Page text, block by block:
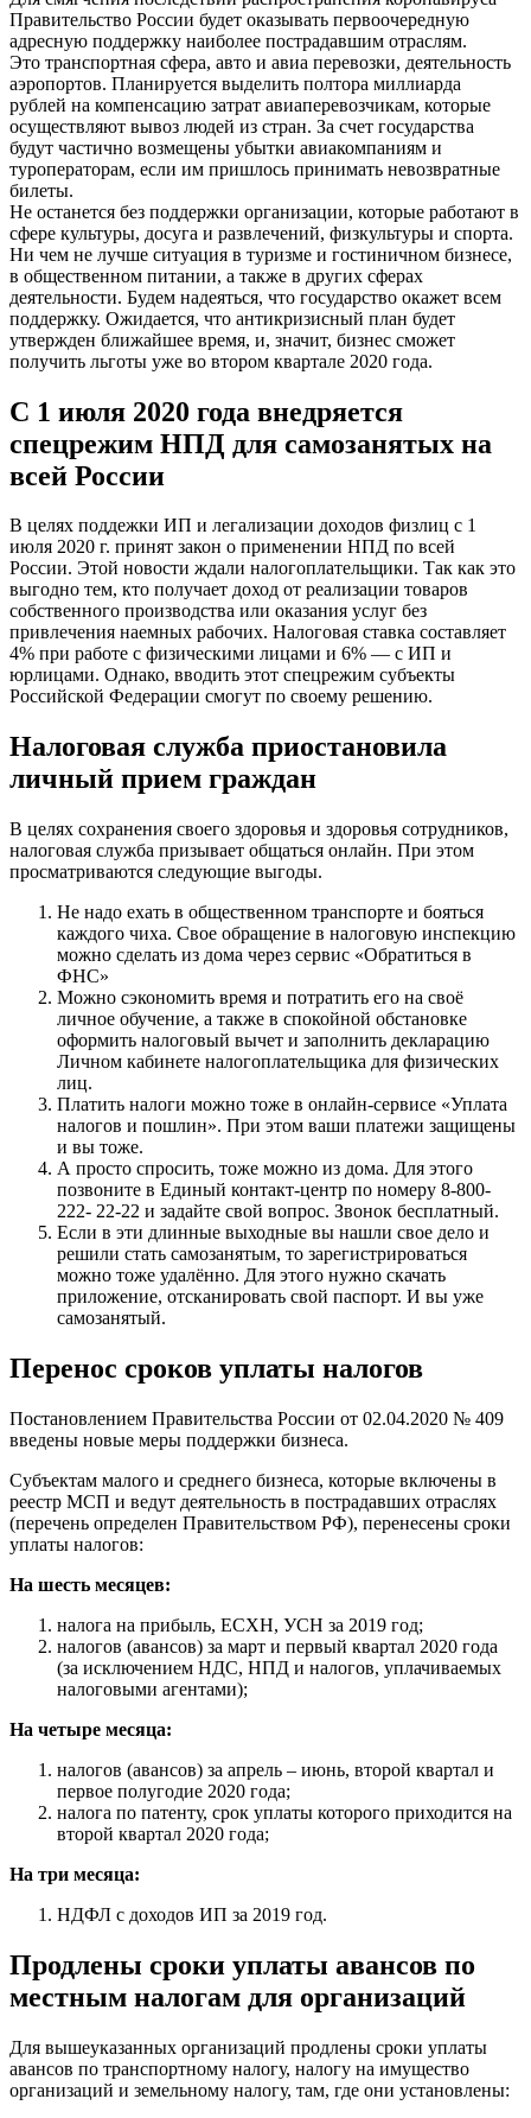
Правительство России будет оказывать первоочередную
адресную поддержку наиболее пострадавшим отраслям.
Это транспортная сфера, авто и авиа перевозки, деятельность
аэропортов. Планируется выделить полтора миллиарда
рублей на компенсацию затрат авиаперевозчикам, которые
осуществляют вывоз людей из стран. За счет государства
будут частично возмещены убытки авиакомпаниям и
туроператорам, если им пришлось принимать невозвратные
билеты.
Не останется без поддержки организации, которые работают в
сфере культуры, досуга и развлечений, физкультуры и спорта.
Ни чем не лучше ситуация в туризме и гостиничном бизнесе,
в общественном питании, а также в других сферах
деятельности. Будем надеяться, что государство окажет всем
поддержку. Ожидается, что антикризисный план будет
утвержден ближайшее время, и, значит, бизнес сможет
получить льготы уже во втором квартале 2020 года.
С 1 июля 2020 года внедряется
спецрежим НПД для самозанятых на
всей России
В целях поддежки ИП и легализации доходов физлиц с 1
июля 2020 г. принят закон о применении НПД по всей
России. Этой новости ждали налогоплательщики. Так как это
выгодно тем, кто получает доход от реализации товаров
собственного производства или оказания услуг без
привлечения наемных рабочих. Налоговая ставка составляет
4% при работе с физическими лицами и 6% — с ИП и
юрлицами. Однако, вводить этот спецрежим субъекты
Российской Федерации смогут по своему решению.
Налоговая служба приостановила
личный прием граждан
В целях сохранения своего здоровья и здоровья сотрудников,
налоговая служба призывает общаться онлайн. При этом
просматриваются следующие выгоды.
Не надо ехать в общественном транспорте и бояться
каждого чиха. Свое обращение в налоговую инспекцию
можно сделать из дома через сервис «Обратиться в
ФНС»
Можно сэкономить время и потратить его на своё
личное обучение, а также в спокойной обстановке
оформить налоговый вычет и заполнить декларацию
Личном кабинете налогоплательщика для физических
лиц.
Платить налоги можно тоже в онлайн-сервисе «Уплата
налогов и пошлин». При этом ваши платежи защищены
и вы тоже.
А просто спросить, тоже можно из дома. Для этого
позвоните в Единый контакт-центр по номеру 8-800-
222- 22-22 и задайте свой вопрос. Звонок бесплатный.
Если в эти длинные выходные вы нашли свое дело и
решили стать самозанятым, то зарегистрироваться
можно тоже удалённо. Для этого нужно скачать
приложение, отсканировать свой паспорт. И вы уже
самозанятый.
Перенос сроков уплаты налогов
Постановлением Правительства России от 02.04.2020 № 409
введены новые меры поддержки бизнеса.
Субъектам малого и среднего бизнеса, которые включены в
реестр МСП и ведут деятельность в пострадавших отраслях
(перечень определен Правительством РФ), перенесены сроки
уплаты налогов:
На шесть месяцев:
налога на прибыль, ЕСХН, УСН за 2019 год;
налогов (авансов) за март и первый квартал 2020 года
(за исключением НДС, НПД и налогов, уплачиваемых
налоговыми агентами);
На четыре месяца:
налогов (авансов) за апрель – июнь, второй квартал и
первое полугодие 2020 года;
налога по патенту, срок уплаты которого приходится на
второй квартал 2020 года;
На три месяца:
НДФЛ с доходов ИП за 2019 год.
Продлены сроки уплаты авансов по
местным налогам для организаций
Для вышеуказанных организаций продлены сроки уплаты
авансов по транспортному налогу, налогу на имущество
организаций и земельному налогу, там, где они установлены: